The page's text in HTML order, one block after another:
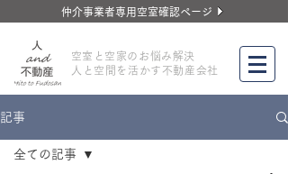
仲介事業者専用空室確認ページ
​空室と空家のお悩み解決
人と空間を活かす不動産会社
記事
全ての記事